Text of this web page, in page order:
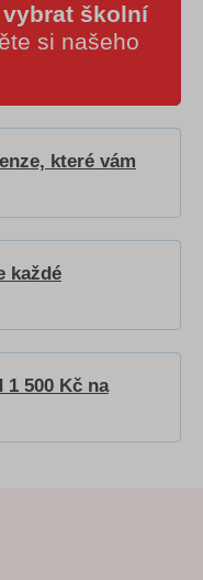
školní
si našeho
které vám
každé
1 500 Kč na